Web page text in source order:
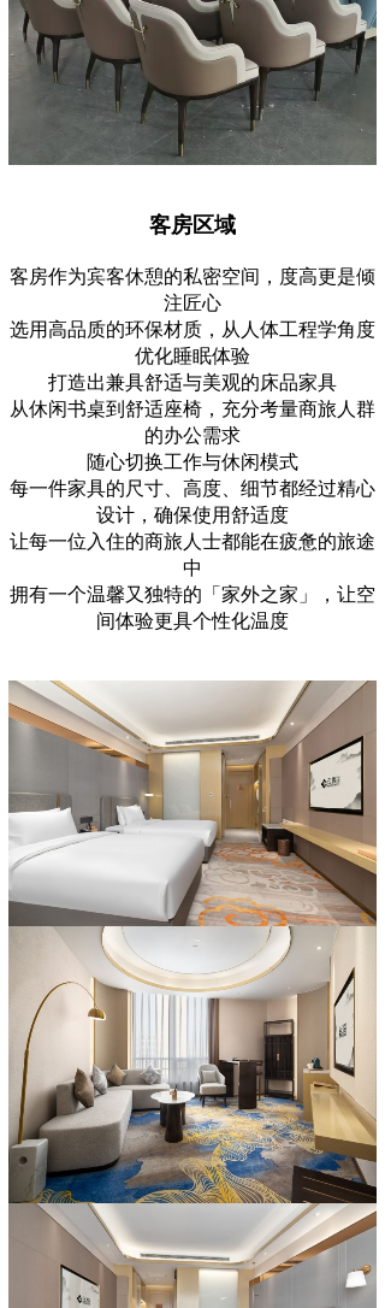
客房区域
客房作为宾客休憩的私密空间，度高更是倾
注匠心
选用高品质的环保材质，从人体工程学角度
优化睡眠体验
打造出兼具舒适与美观的床品家具
从休闲书桌到舒适座椅，充分考量商旅人群
的办公需求
随心切换工作与休闲模式
每一件家具的尺寸、高度、细节都经过精心
设计，确保使用舒适度
让每一位入住的商旅人士都能在疲惫的旅途
中
拥有一个温馨又独特的「家外之家」，让空
间体验更具个性化温度